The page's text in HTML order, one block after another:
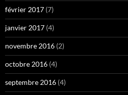
février 2017 (7)
janvier 2017 (4)
novembre 2016 (2)
octobre 2016 (4)
septembre 2016 (4)